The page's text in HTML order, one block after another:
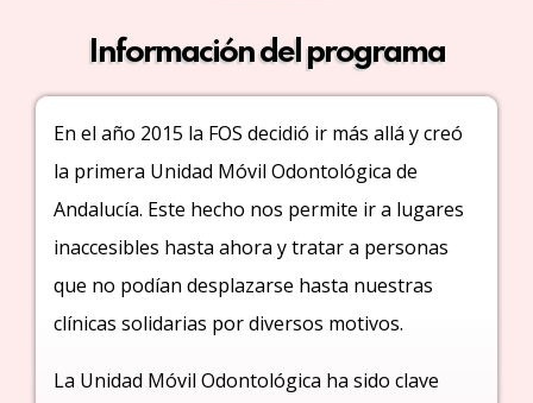
Información del programa
En el año 2015 la FOS decidió ir más allá y creó
la primera Unidad Móvil Odontológica de
Andalucía. Este hecho nos permite ir a lugares
inaccesibles hasta ahora y tratar a personas
que no podían desplazarse hasta nuestras
clínicas solidarias por diversos motivos.
La Unidad Móvil Odontológica ha sido clave